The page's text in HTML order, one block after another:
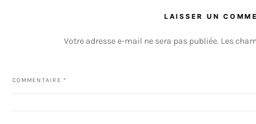
LAISSER UN
Votre adresse e-mail ne sera pas publiée. Les
COMMENTAIRE *